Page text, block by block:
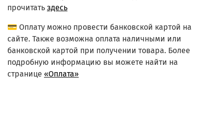
прочитать здесь
💳 Оплату можно провести банковской картой на
сайте. Также возможна оплата наличными или
банковской картой при получении товара. Более
подробную информацию вы можете найти на
странице «Оплата»